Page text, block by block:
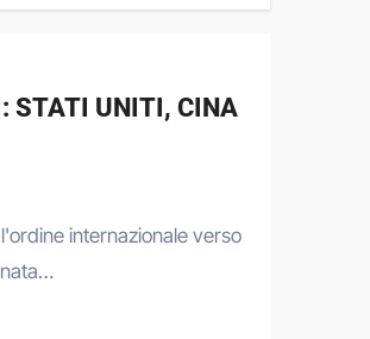
STATI UNITI, CINA
internazionale verso